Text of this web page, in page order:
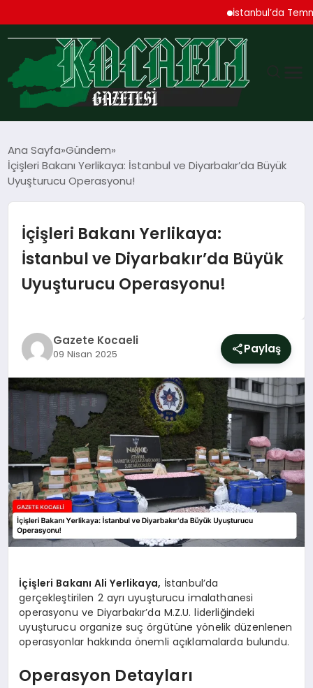
İstanbul’da Temmuz
TEKNOLOJI
SPOR
MAGAZIN
YAŞAM
DÜNYA
SAĞLIK
EĞITIM
Ana Sayfa Gündem
İçişleri Bakanı Yerlikaya: İstanbul ve Diyarbakır’da Büyük
Uyuşturucu Operasyonu!
İçişleri Bakanı Yerlikaya:
İstanbul ve Diyarbakır’da Büyük
Uyuşturucu Operasyonu!
Gazete Kocaeli
09 Nisan 2025 Paylaş
İçişleri Bakanı Ali Yerlikaya, İstanbul’da
gerçekleştirilen 2 ayrı uyuşturucu imalathanesi
operasyonu ve Diyarbakır’da M.Z.U. liderliğindeki
uyuşturucu organize suç örgütüne yönelik düzenlenen
operasyonlar hakkında önemli açıklamalarda bulundu.
Operasyon Detayları